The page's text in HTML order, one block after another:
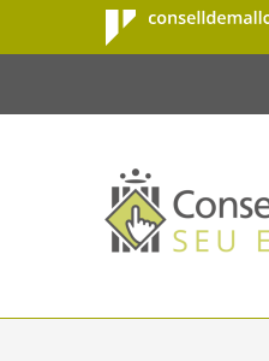
Salta al contingut principal
Consell de
Mallorca